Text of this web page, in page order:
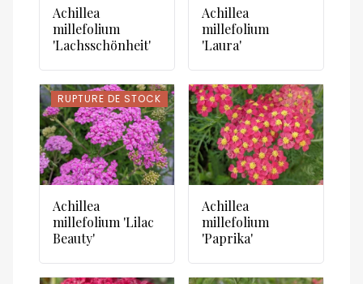
Achillea
millefolium
'Lachsschönheit'
Achillea
millefolium
'Laura'
Achillea
millefolium 'Lilac
Beauty'
RUPTURE DE STOCK
RUPTURE DE STOCK
Achillea
millefolium
'Paprika'